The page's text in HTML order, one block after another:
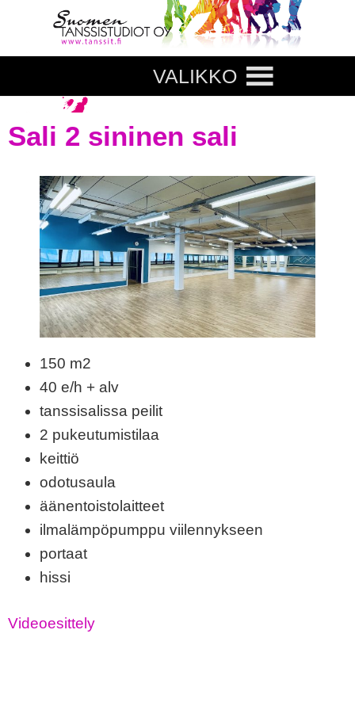
VALIKKO
Sali 2 sininen sali
150 m2
40 e/h + alv
tanssisalissa peilit
2 pukeutumistilaa
keittiö
odotusaula
äänentoistolaitteet
ilmalämpöpumppu viilennykseen
portaat
hissi
Videoesittely